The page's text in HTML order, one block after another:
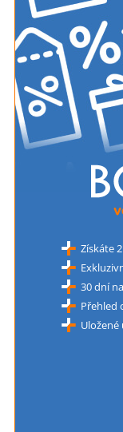
Získáte
30 dní
Přehled